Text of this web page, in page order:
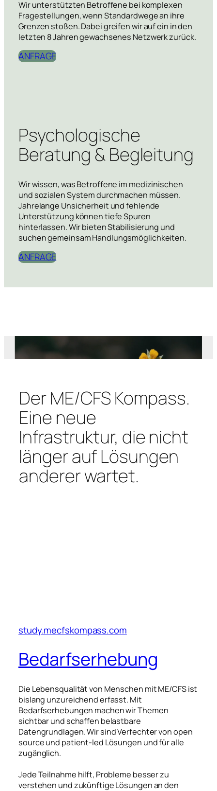
Wir unterstützten Betroffene bei komplexen
Fragestellungen, wenn Standardwege an ihre
Grenzen stoßen. Dabei greifen wir auf ein in den
letzten 8 Jahren gewachsenes Netzwerk zurück.
ANFRAGE
Psychologische
Beratung & Begleitung
Wir wissen, was Betroffene im medizinischen
und sozialen System durchmachen müssen.
Jahrelange Unsicherheit und fehlende
Unterstützung können tiefe Spuren
hinterlassen. Wir bieten Stabilisierung und
suchen gemeinsam Handlungsmöglichkeiten.
ANFRAGE
Der ME/CFS Kompass.
Eine neue
Infrastruktur, die nicht
länger auf Lösungen
anderer wartet.
study.mecfskompass.com
Bedarfserhebung
Die Lebensqualität von Menschen mit ME/CFS ist
bislang unzureichend erfasst. Mit
Bedarfserhebungen machen wir Themen
sichtbar und schaffen belastbare
Datengrundlagen. Wir sind Verfechter von open
source und patient-led Lösungen und für alle
zugänglich.
Jede Teilnahme hilft, Probleme besser zu
verstehen und zukünftige Lösungen an den